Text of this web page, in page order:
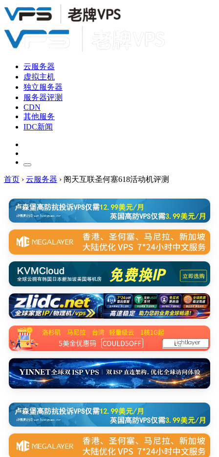
云服务器
虚拟主机
独立服务器
服务器评测
CDN
其他服务
IDC新闻
首页 › 云服务器 › 阁天互联圣何塞618活动机评测